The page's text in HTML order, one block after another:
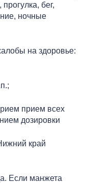
бег,
ночные
на здоровье:
прием всех
дозировки
край
Если манжета